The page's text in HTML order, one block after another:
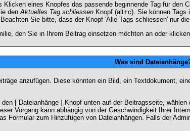
eines Knopfes das passende beginnende Tag für den
denAktuelles Tag schliessenKnopf (alt+c). Sie können Tags
Sie bitte, dass der Knopf 'Alle Tags schliessen' nur
den Sie in Ihrem Beitrag einsetzen möchten an oder
Was sind
anzufügen. Diese könnten ein Bild, ein Textdokument,
[ Dateianhänge ] Knopf unten auf der Beitragsseite,
Vorgang kann abhängig von der Geschwindigkeit Ihrer
Formular zum Hinzufügen von Dateianhängen. Falls der